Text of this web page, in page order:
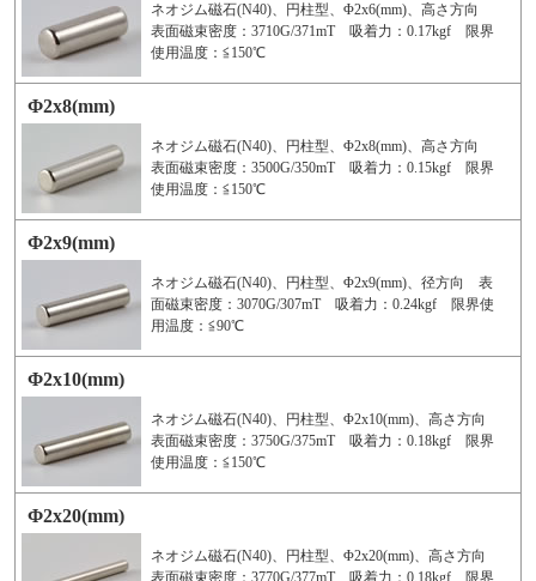
ネオジム磁石(N40)、円柱型、Φ2x6(mm)、高さ方向
表面磁束密度：3710G/371mT 吸着力：0.17kgf 限界
使用温度：≦150℃
Φ2x8(mm)
ネオジム磁石(N40)、円柱型、Φ2x8(mm)、高さ方向
表面磁束密度：3500G/350mT 吸着力：0.15kgf 限界
使用温度：≦150℃
Φ2x9(mm)
ネオジム磁石(N40)、円柱型、Φ2x9(mm)、径方向 表
面磁束密度：3070G/307mT 吸着力：0.24kgf 限界使
用温度：≦90℃
Φ2x10(mm)
ネオジム磁石(N40)、円柱型、Φ2x10(mm)、高さ方向
表面磁束密度：3750G/375mT 吸着力：0.18kgf 限界
使用温度：≦150℃
Φ2x20(mm)
ネオジム磁石(N40)、円柱型、Φ2x20(mm)、高さ方向
表面磁束密度：3770G/377mT 吸着力：0.18kgf 限界